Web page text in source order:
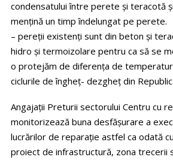
condensatului între perete și teracotă
mențină un timp îndelungat pe perete.
– pereții existenți sunt din beton și
hidro și termoizolare pentru ca să se
o protejăm de diferența de
ciclurile de îngheț- dezgheț din
Angajații Preturii sectorului Centru cu
monitorizează buna desfășurare a
lucrărilor de reparație astfel ca odată
proiect de infrastructură, zona trecerii